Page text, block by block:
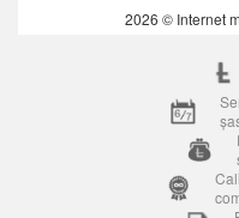
2026 © Internet